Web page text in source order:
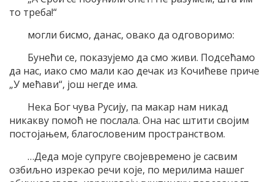
то треба!“
могли бисмо, данас, овако да одговоримо:
Бунећи се, показујемо да смо живи. Подсећамо
да нас, иако смо мали као дечак из Кочићеве приче
„У мећави“, још негде има.
Нека Бог чува Русију, па макар нам никад
никакву помоћ не послала. Она нас штити својим
постојањем, благословеним пространством.
…Деда моје супруге својевремено је сасвим
озбиљно изрекао речи које, по мерилима нашег